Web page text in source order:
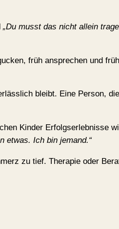
„Du musst das nicht allein
früh ansprechen und
bleibt. Eine Person,
Kinder Erfolgserlebnisse
etwas. Ich bin jemand.“
zu tief. Therapie oder